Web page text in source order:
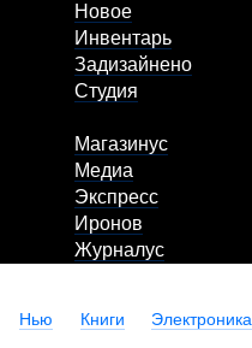
Новое
Инвентарь
Задизайнено
Студия
Магазинус
Медиа
Экспресс
Иронов
Журналус
Нью Книги Электроника